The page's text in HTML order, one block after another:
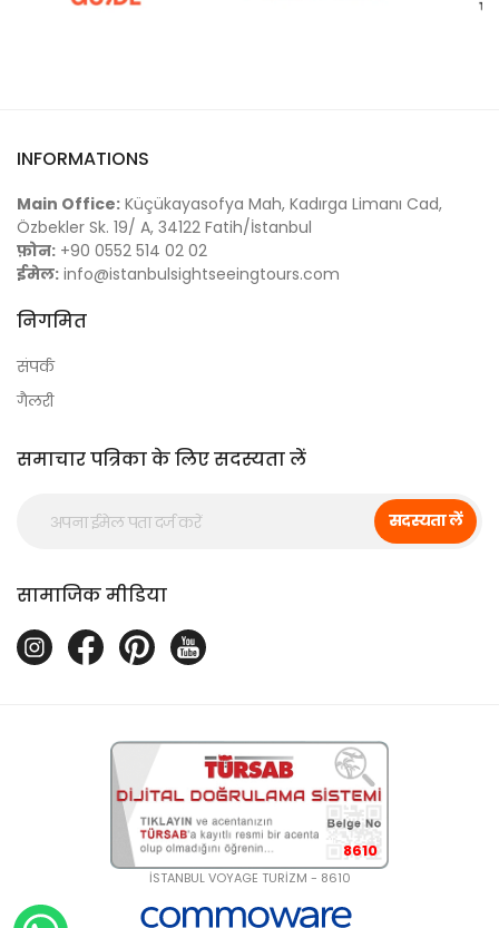
INFORMATIONS
Main Office: Küçükayasofya Mah, Kadırga Limanı Cad,
Özbekler Sk. 19/ A, 34122 Fatih/İstanbul
फ़ोन: +90 0552 514 02 02
ईमेल: info@istanbulsightseeingtours.com
निगमित
संपर्क
गैलरी
समाचार पत्रिका के लिए सदस्यता लें
सदस्यता लें
सामाजिक मीडिया
8610
İSTANBUL VOYAGE TURİZM - 8610